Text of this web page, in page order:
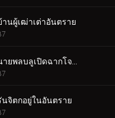
านผู้เฒ่าเต่าอันตราย
นจิตกอยู่ในอันตราย